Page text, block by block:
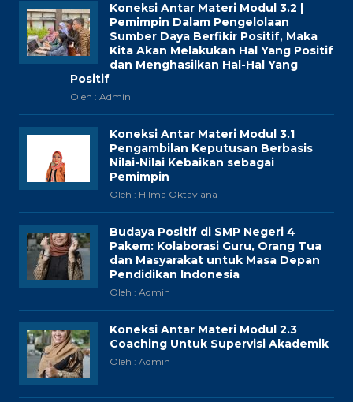
Koneksi Antar Materi Modul 3.2 |
Pemimpin Dalam Pengelolaan
Sumber Daya Berfikir Positif, Maka
Kita Akan Melakukan Hal Yang Positif
dan Menghasilkan Hal-Hal Yang
Positif
Oleh : Admin
Koneksi Antar Materi Modul 3.1
Pengambilan Keputusan Berbasis
Nilai-Nilai Kebaikan sebagai
Pemimpin
Oleh : Hilma Oktaviana
Budaya Positif di SMP Negeri 4
Pakem: Kolaborasi Guru, Orang Tua
dan Masyarakat untuk Masa Depan
Pendidikan Indonesia
Oleh : Admin
Koneksi Antar Materi Modul 2.3
Coaching Untuk Supervisi Akademik
Oleh : Admin